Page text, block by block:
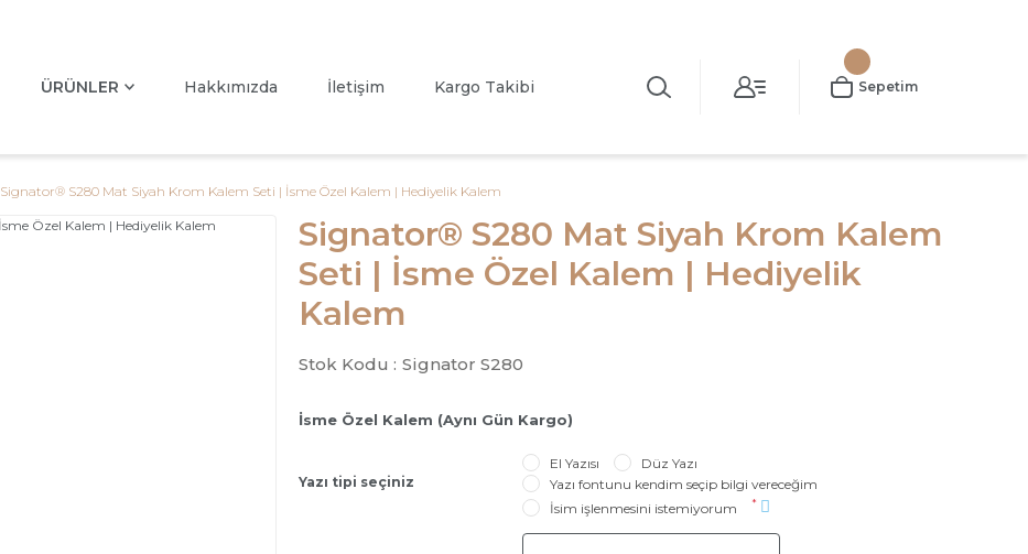
ÜRÜNLER Hakkımızda İletişim Kargo Takibi Sepetim
Signator® S280 Mat Siyah Krom Kalem Seti | İsme Özel Kalem | Hediyelik Kalem
Signator® S280 Mat Siyah Krom Kalem
Seti | İsme Özel Kalem | Hediyelik
Kalem
Stok Kodu : Signator S280
İsme Özel Kalem (Aynı Gün Kargo)
Yazı tipi seçiniz
El Yazısı
Düz Yazı
Yazı fontunu kendim seçip bilgi vereceğim
İsim işlenmesini istemiyorum
*